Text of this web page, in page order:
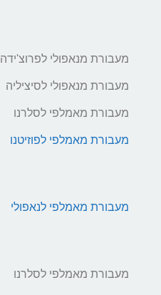
מעבורת מנאפולי לפרוצ'ידה
מעבורת מנאפולי לסיציליה
מעבורת מאמלפי לסלרנו
מעבורת מאמלפי לפוזיטנו
מעבורת מאמלפי לנאפולי
מעבורת מאמלפי לסלרנו